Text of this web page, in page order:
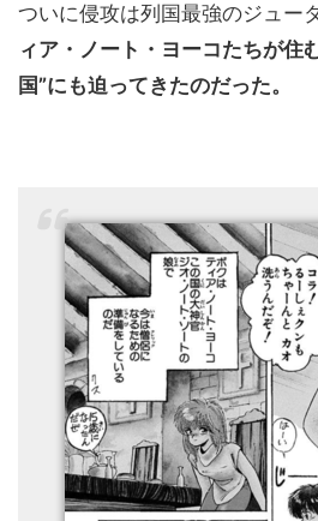
ついに侵攻は列国最強のジュー
ィア・ノート・ヨーコたちが住
国”にも迫ってきたのだった。